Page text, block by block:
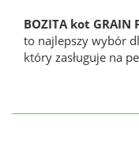
BOZITA kot
to najlepszy wybór
który zasługuje na